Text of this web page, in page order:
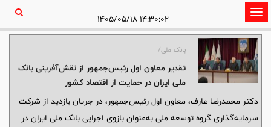
تغییر
وضعیت
ناوبری
۱۴:۳۰:۰۲ ۱۴۰۵/۰۵/۱۸
بانک ملی/
تقدیر معاون اول رئیس‌جمهور از نقش‌آفرینی بانک
ملی ایران در حمایت از اقتصاد کشور
دکتر محمدرضا عارف، معاون اول رئیس‌جمهور، در جریان بازدید از شرکت
سرمایه‌گذاری گروه توسعه ملی به‌عنوان بازوی اجرایی بانک ملی ایران در